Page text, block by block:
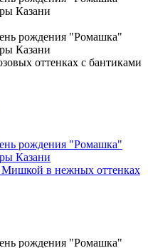
оттенках с бантиками
в нежных оттенках